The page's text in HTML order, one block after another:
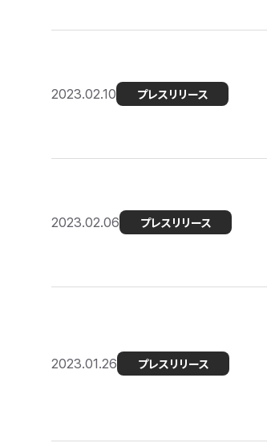
2023.02.10 プレスリリース
2023.02.06 プレスリリース
2023.01.26 プレスリリース